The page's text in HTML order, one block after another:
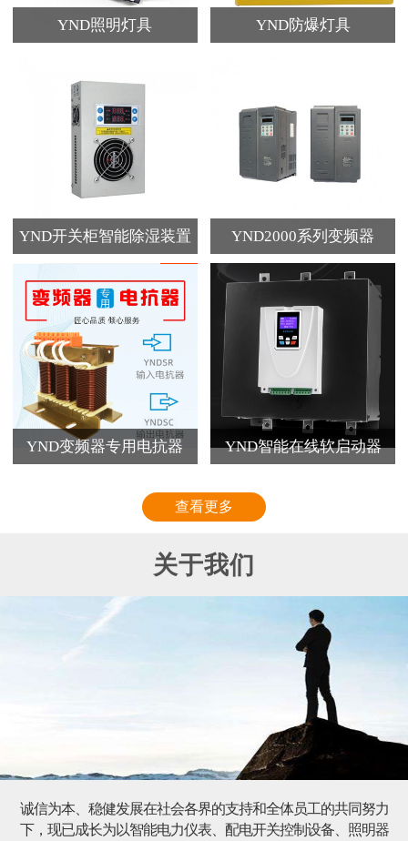
YND照明灯具 YND防爆灯具
YND开关柜智能除湿装置 YND2000系列变频器
YND变频器专用电抗器 YND智能在线软启动器
查看更多
关于我们
诚信为本、稳健发展在社会各界的支持和全体员工的共同努力
下，现已成长为以智能电力仪表、配电开关控制设备、照明器